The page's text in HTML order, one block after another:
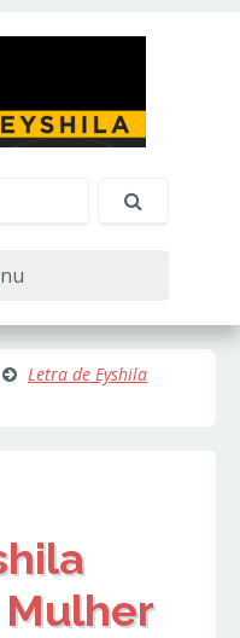
Letra de Eyshila
nosso
e
Leia
.